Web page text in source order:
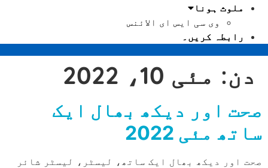
ملوث ہونا
وی سی ایس ای الائنس
رابطہ کریں۔
دن: مئی 10، 2022
صحت اور دیکھ بھال ایک
ساتھ مئی 2022
صحت اور دیکھ بھال ایک ساتھ، لیسٹر، لیسٹر شائر